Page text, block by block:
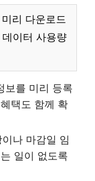
리 다운로드
이터 사용량
보를 미리 등록
택도 함께 확
나 마감일 임
일이 없도록